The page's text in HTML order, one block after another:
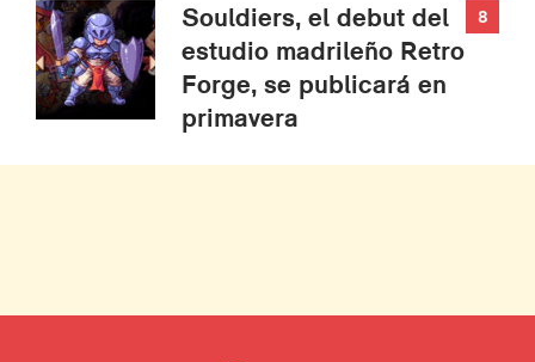
8
Souldiers, el debut del
estudio madrileño Retro
Forge, se publicará en
primavera